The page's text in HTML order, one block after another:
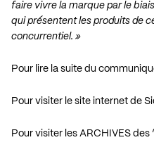
faire vivre la marque par le
qui présentent les produits de
concurrentiel. »
Pour lire la suite du
Pour visiter le site internet de
Pour visiter les ARCHIVES des